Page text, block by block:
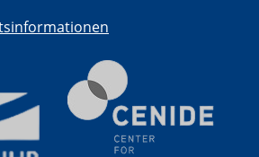
screening in photoexcited ZnO